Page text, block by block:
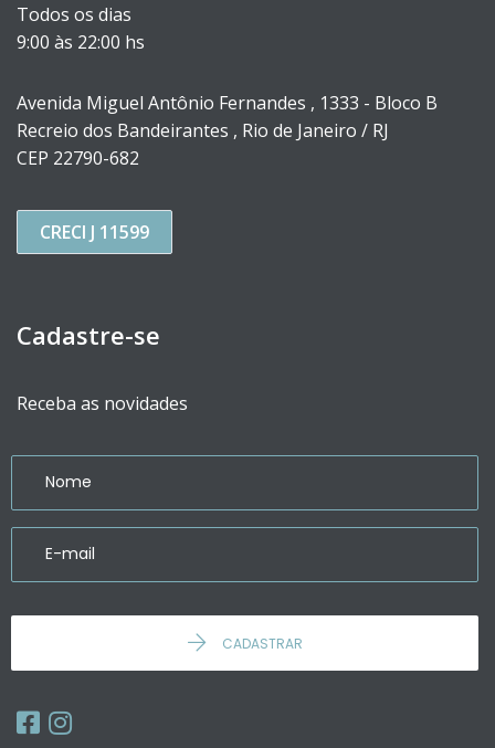
Todos os dias
9:00 às 22:00 hs
Avenida Miguel Antônio Fernandes , 1333 - Bloco B
Recreio dos Bandeirantes , Rio de Janeiro / RJ
CEP 22790-682
CRECI J 11599
Cadastre-se
Receba as novidades
CADASTRAR